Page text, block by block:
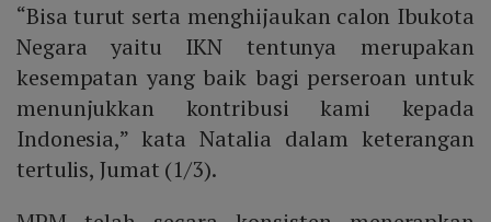
“Bisa turut serta menghijaukan calon Ibukota
Negara yaitu IKN tentunya merupakan
kesempatan yang baik bagi perseroan untuk
menunjukkan kontribusi kami kepada
Indonesia,” kata Natalia dalam keterangan
tertulis, Jumat (1/3).